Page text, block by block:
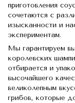
приготовления
сочетаются с
изысканности и
экспериментам.
Мы гарантируем
королевских
отбирается и
высочайшего
великолепным
грибов, которые